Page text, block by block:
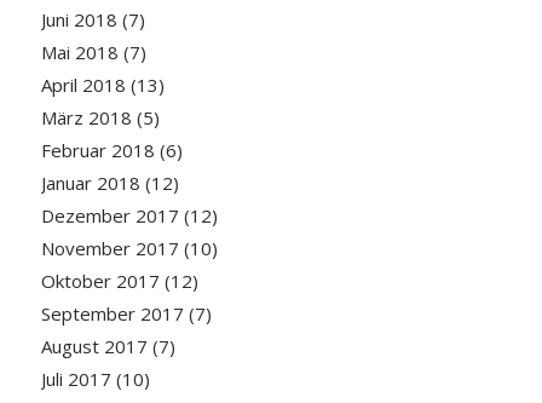
Juni 2018 (7)
Mai 2018 (7)
April 2018 (13)
März 2018 (5)
Februar 2018 (6)
Januar 2018 (12)
Dezember 2017 (12)
November 2017 (10)
Oktober 2017 (12)
September 2017 (7)
August 2017 (7)
Juli 2017 (10)